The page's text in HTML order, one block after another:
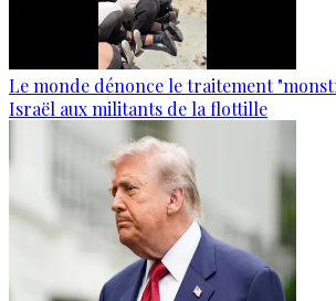
Le monde dénonce le traitement
Israël aux militants de la flottille